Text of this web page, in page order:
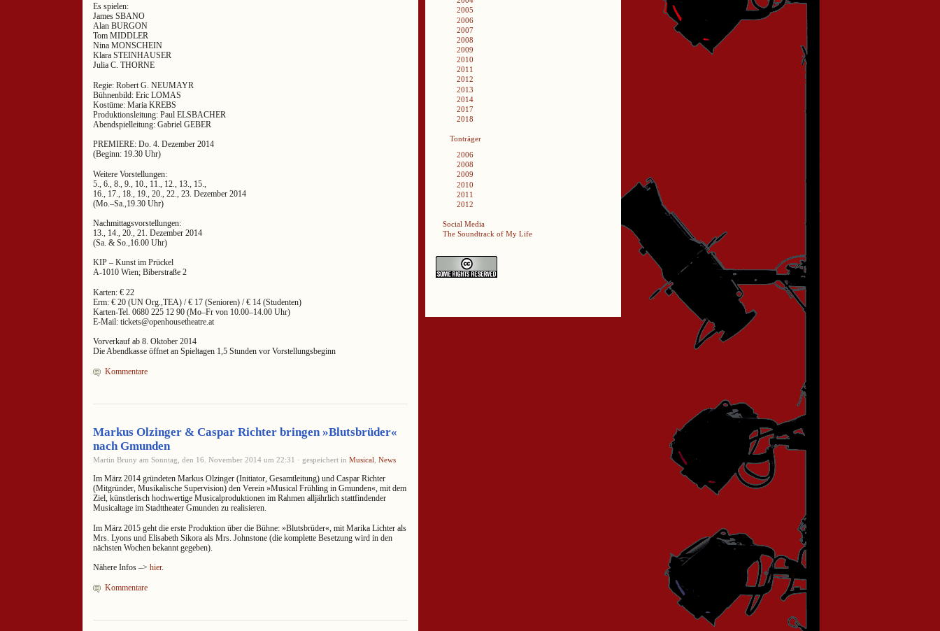
Es spielen:
James SBANO
Alan BURGON
Tom MIDDLER
Nina MONSCHEIN
Klara STEINHAUSER
Julia C. THORNE
Regie: Robert G. NEUMAYR
Bühnenbild: Eric LOMAS
Kostüme: Maria KREBS
Produktionsleitung: Paul ELSBACHER
Abendspielleitung: Gabriel GEBER
PREMIERE: Do. 4. Dezember 2014
(Beginn: 19.30 Uhr)
Weitere Vorstellungen:
5., 6., 8., 9., 10., 11., 12., 13., 15.,
16., 17., 18., 19., 20., 22., 23. Dezember 2014
(Mo.–Sa.,19.30 Uhr)
Nachmittagsvorstellungen:
13., 14., 20., 21. Dezember 2014
(Sa. & So.,16.00 Uhr)
KIP – Kunst im Prückel
A-1010 Wien; Biberstraße 2
Karten: € 22
Erm: € 20 (UN Org.,TEA) / € 17 (Senioren) / € 14 (Studenten)
Karten-Tel. 0680 225 12 90 (Mo–Fr von 10.00–14.00 Uhr)
E-Mail: tickets@openhousetheatre.at
Vorverkauf ab 8. Oktober 2014
Die Abendkasse öffnet an Spieltagen 1,5 Stunden vor Vorstellungsbeginn
Kommentare
Markus Olzinger & Caspar Richter bringen »Blutsbrüder«
nach Gmunden
Martin Bruny am Sonntag, den 16. November 2014 um 22:31 · gespeichert in Musical News
Im März 2014 gründeten Markus Olzinger (Initiator, Gesamtleitung) und Caspar Richter
(Mitgründer, Musikalische Supervision) den Verein »Musical Frühling in Gmunden«, mit dem
Ziel, künstlerisch hochwertige Musicalproduktionen im Rahmen alljährlich stattfindender
Musicaltage im Stadttheater Gmunden zu realisieren.
Im März 2015 geht die erste Produktion über die Bühne: »Blutsbrüder«, mit Marika Lichter als
Mrs. Lyons und Elisabeth Sikora als Mrs. Johnstone (die komplette Besetzung wird in den
nächsten Wochen bekannt gegeben).
Nähere Infos –> hier.
Kommentare
2005
2006
2007
2008
2009
2010
2011
2012
2013
2014
2017
2018
Tonträger
2006
2008
2009
2010
2011
2012
Social Media
The Soundtrack of My Life